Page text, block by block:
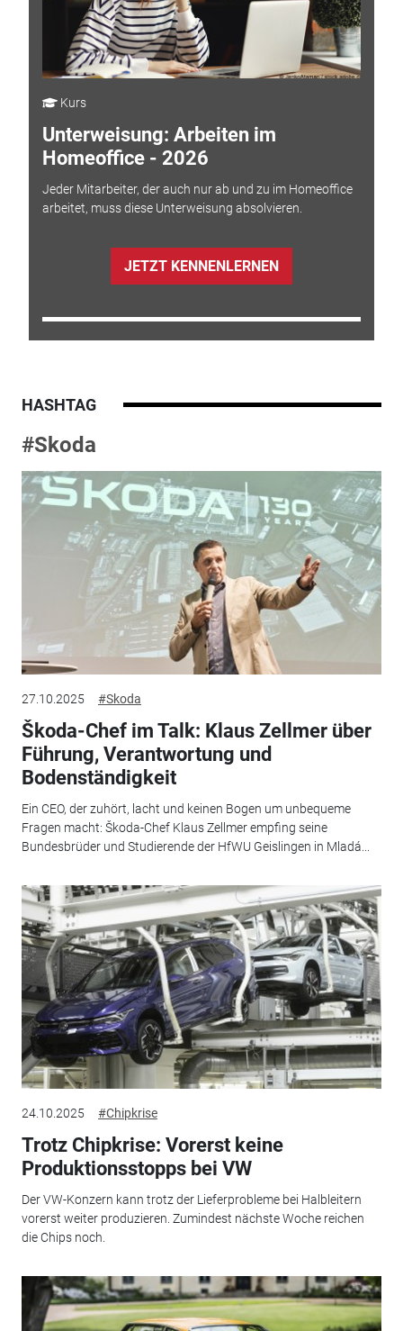
Kurs
Unterweisung: Arbeiten im
Homeoffice - 2026
Jeder Mitarbeiter, der auch nur ab und zu im Homeoffice
arbeitet, muss diese Unterweisung absolvieren.
JETZT KENNENLERNEN
HASHTAG
#Skoda
27.10.2025 #Skoda
Škoda-Chef im Talk: Klaus Zellmer über
Führung, Verantwortung und
Bodenständigkeit
Ein CEO, der zuhört, lacht und keinen Bogen um unbequeme
Fragen macht: Škoda-Chef Klaus Zellmer empfing seine
Bundesbrüder und Studierende der HfWU Geislingen in Mladá...
24.10.2025 #Chipkrise
Trotz Chipkrise: Vorerst keine
Produktionsstopps bei VW
Der VW-Konzern kann trotz der Lieferprobleme bei Halbleitern
vorerst weiter produzieren. Zumindest nächste Woche reichen
die Chips noch.